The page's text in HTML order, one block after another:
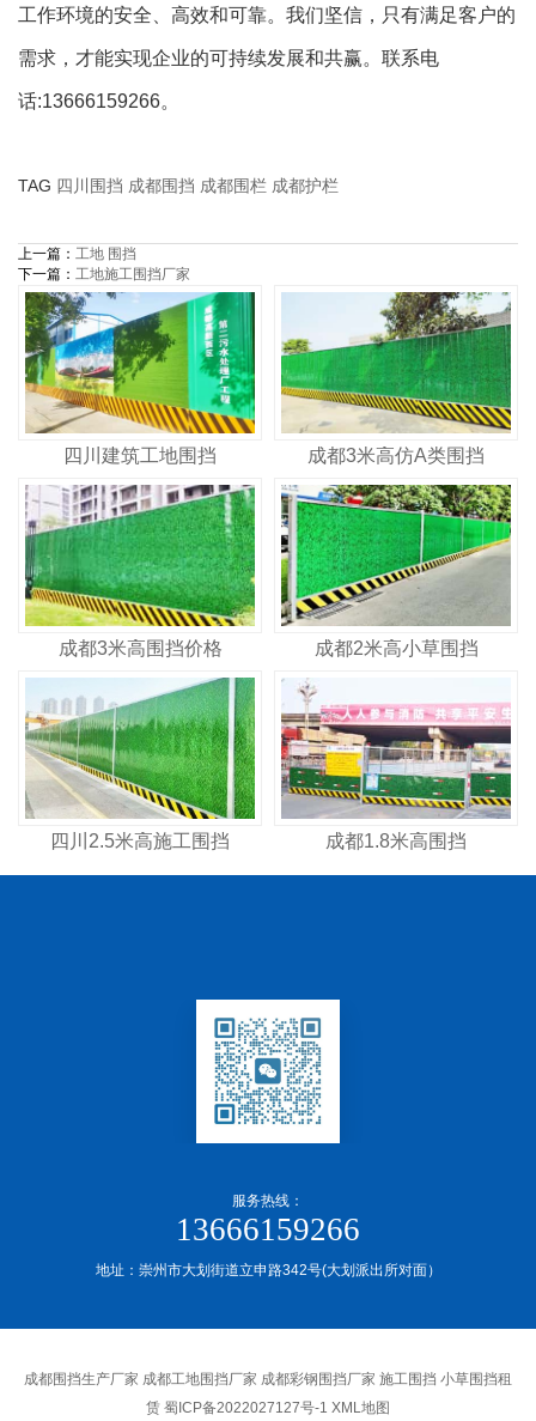
工作环境的安全、高效和可靠。我们坚信，只有满足客户的
需求，才能实现企业的可持续发展和共赢。联系电
话:13666159266。
TAG 四川围挡 成都围挡 成都围栏 成都护栏
上一篇： 工地 围挡
下一篇： 工地施工围挡厂家
四川建筑工地围挡 成都3米高仿A类围挡
成都3米高围挡价格 成都2米高小草围挡
四川2.5米高施工围挡 成都1.8米高围挡
服务热线：
13666159266
地址：崇州市大划街道立申路342号(大划派出所对面）
成都围挡生产厂家 成都工地围挡厂家 成都彩钢围挡厂家 施工围挡 小草围挡租
赁 蜀ICP备2022027127号-1 XML地图